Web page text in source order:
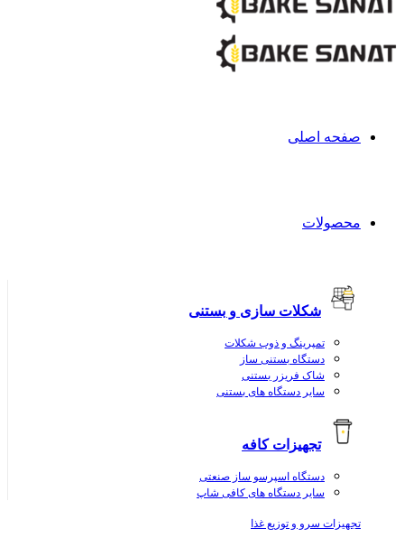
صفحه اصلی
محصولات
شکلات سازی و بستنی
تمپرینگ و ذوب شکلات
دستگاه بستنی ساز
شاک فریزر بستنی
سایر دستگاه های بستنی
تجهیزات کافه
دستگاه اسپرسو ساز صنعتی
سایر دستگاه های کافی شاپ
تجهیزات سرو و توزیع غذا